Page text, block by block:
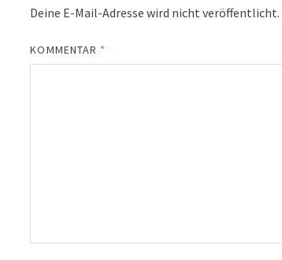
Deine E-Mail-Adresse wird nicht veröffentlicht.
KOMMENTAR *